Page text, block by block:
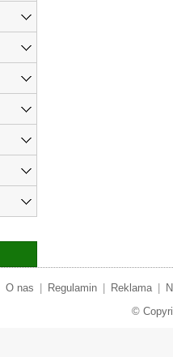
O nas Regulamin Reklama
©